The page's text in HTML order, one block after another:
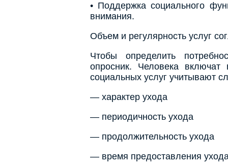
• Поддержка социального
внимания.
Объем и регулярность услуг
Чтобы определить
опросник. Человека
социальных услуг учитывают
— характер ухода
— периодичность ухода
— продолжительность ухода
— время предоставления